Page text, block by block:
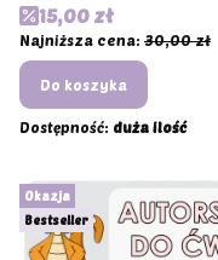
Cena promocyjna
15,00 zł
Najniższa cena: 30,00 zł
Do koszyka
Dostępność: duża ilość
Okazja
Bestseller